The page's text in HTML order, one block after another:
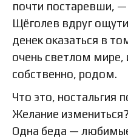
почти постаревши, —
Щёголев вдруг
денек оказаться в
очень светлом мире,
собственно, родом.
Что это, ностальгия
Желание
Одна беда —